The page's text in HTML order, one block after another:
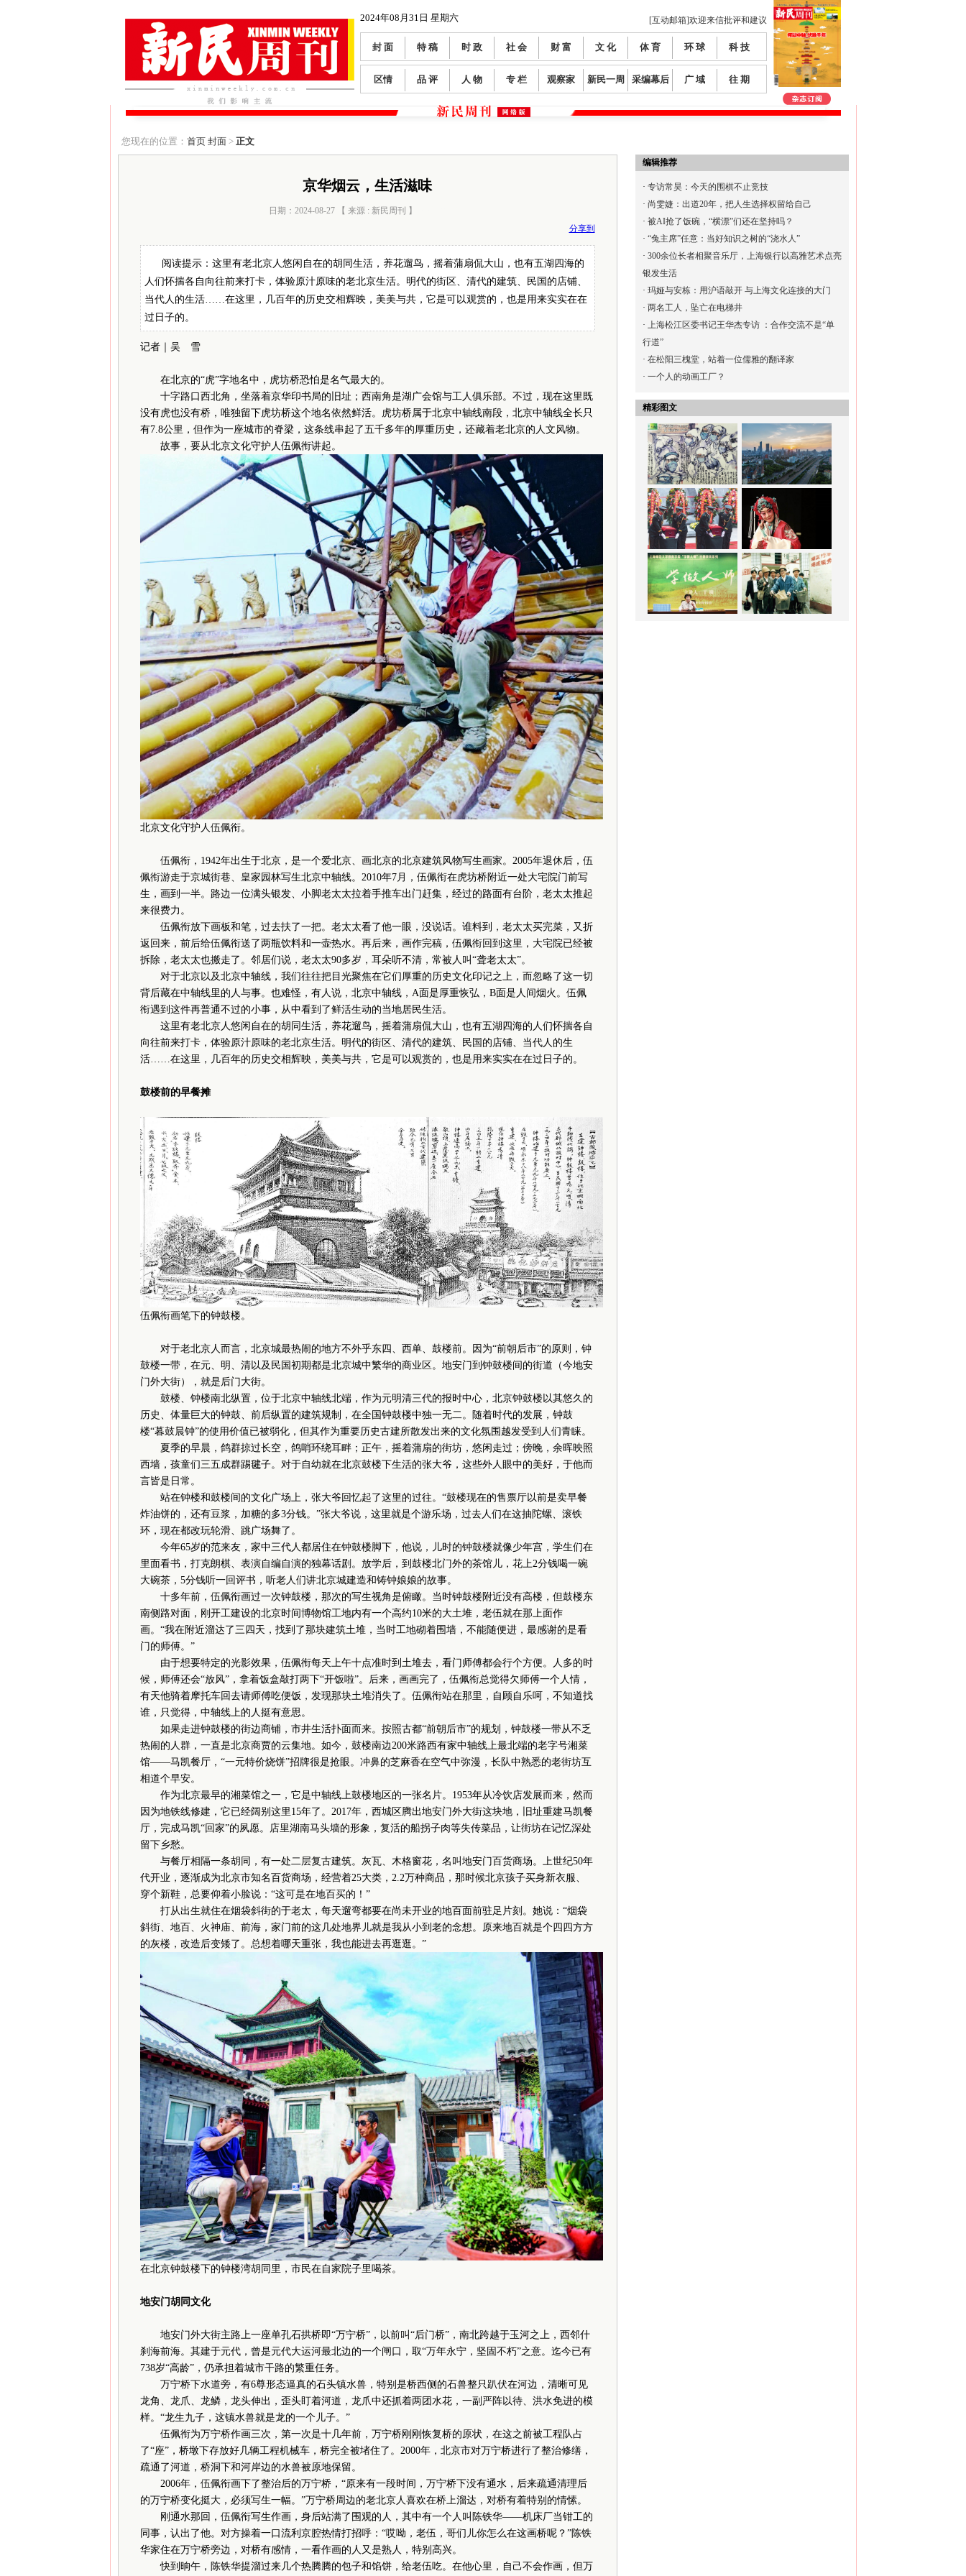
2024年08月31日 星期六 [互动邮箱]欢迎来信批评和建议
封 面 特 稿 时 政 社 会 财 富 文 化 体 育 环 球 科 技
区情 品 评 人 物 专 栏 观察家 新民一周 采编幕后 广 域 往 期
您现在的位置： 首页 封面> 正文
京华烟云，生活滋味
日期：2024-08-27 【 来源 : 新民周刊 】
分享到
阅读提示：这里有老北京人悠闲自在的胡同生活，养花遛鸟，摇着蒲扇侃大山，也有五湖四海的
人们怀揣各自向往前来打卡，体验原汁原味的老北京生活。明代的街区、清代的建筑、民国的店铺、
当代人的生活……在这里，几百年的历史交相辉映，美美与共，它是可以观赏的，也是用来实实在在
过日子的。
记者｜吴 雪
在北京的“虎”字地名中，虎坊桥恐怕是名气最大的。
十字路口西北角，坐落着京华印书局的旧址；西南角是湖广会馆与工人俱乐部。不过，现在这里既
没有虎也没有桥，唯独留下虎坊桥这个地名依然鲜活。虎坊桥属于北京中轴线南段，北京中轴线全长只
有7.8公里，但作为一座城市的脊梁，这条线串起了五千多年的厚重历史，还藏着老北京的人文风物。
故事，要从北京文化守护人伍佩衔讲起。
北京文化守护人伍佩衔。
伍佩衔，1942年出生于北京，是一个爱北京、画北京的北京建筑风物写生画家。2005年退休后，伍
佩衔游走于京城街巷、皇家园林写生北京中轴线。2010年7月，伍佩衔在虎坊桥附近一处大宅院门前写
生，画到一半。路边一位满头银发、小脚老太太拉着手推车出门赶集，经过的路面有台阶，老太太推起
来很费力。
伍佩衔放下画板和笔，过去扶了一把。老太太看了他一眼，没说话。谁料到，老太太买完菜，又折
返回来，前后给伍佩衔送了两瓶饮料和一壶热水。再后来，画作完稿，伍佩衔回到这里，大宅院已经被
拆除，老太太也搬走了。邻居们说，老太太90多岁，耳朵听不清，常被人叫“聋老太太”。
对于北京以及北京中轴线，我们往往把目光聚焦在它们厚重的历史文化印记之上，而忽略了这一切
背后藏在中轴线里的人与事。也难怪，有人说，北京中轴线，A面是厚重恢弘，B面是人间烟火。伍佩
衔遇到这件再普通不过的小事，从中看到了鲜活生动的当地居民生活。
这里有老北京人悠闲自在的胡同生活，养花遛鸟，摇着蒲扇侃大山，也有五湖四海的人们怀揣各自
向往前来打卡，体验原汁原味的老北京生活。明代的街区、清代的建筑、民国的店铺、当代人的生
活……在这里，几百年的历史交相辉映，美美与共，它是可以观赏的，也是用来实实在在过日子的。
鼓楼前的早餐摊
伍佩衔画笔下的钟鼓楼。
对于老北京人而言，北京城最热闹的地方不外乎东四、西单、鼓楼前。因为“前朝后市”的原则，钟
鼓楼一带，在元、明、清以及民国初期都是北京城中繁华的商业区。地安门到钟鼓楼间的街道（今地安
门外大街），就是后门大街。
鼓楼、钟楼南北纵置，位于北京中轴线北端，作为元明清三代的报时中心，北京钟鼓楼以其悠久的
历史、体量巨大的钟鼓、前后纵置的建筑规制，在全国钟鼓楼中独一无二。随着时代的发展，钟鼓
楼“暮鼓晨钟”的使用价值已被弱化，但其作为重要历史古建所散发出来的文化氛围越发受到人们青睐。
夏季的早晨，鸽群掠过长空，鸽哨环绕耳畔；正午，摇着蒲扇的街坊，悠闲走过；傍晚，余晖映照
西墙，孩童们三五成群踢毽子。对于自幼就在北京鼓楼下生活的张大爷，这些外人眼中的美好，于他而
言皆是日常。
站在钟楼和鼓楼间的文化广场上，张大爷回忆起了这里的过往。“鼓楼现在的售票厅以前是卖早餐
炸油饼的，还有豆浆，加糖的多3分钱。”张大爷说，这里就是个游乐场，过去人们在这抽陀螺、滚铁
环，现在都改玩轮滑、跳广场舞了。
今年65岁的范来友，家中三代人都居住在钟鼓楼脚下，他说，儿时的钟鼓楼就像少年宫，学生们在
里面看书，打克朗棋、表演自编自演的独幕话剧。放学后，到鼓楼北门外的茶馆儿，花上2分钱喝一碗
大碗茶，5分钱听一回评书，听老人们讲北京城建造和铸钟娘娘的故事。
十多年前，伍佩衔画过一次钟鼓楼，那次的写生视角是俯瞰。当时钟鼓楼附近没有高楼，但鼓楼东
南侧路对面，刚开工建设的北京时间博物馆工地内有一个高约10米的大土堆，老伍就在那上面作
画。“我在附近溜达了三四天，找到了那块建筑土堆，当时工地砌着围墙，不能随便进，最感谢的是看
门的师傅。”
由于想要特定的光影效果，伍佩衔每天上午十点准时到土堆去，看门师傅都会行个方便。人多的时
候，师傅还会“放风”，拿着饭盒敲打两下“开饭啦”。后来，画画完了，伍佩衔总觉得欠师傅一个人情，
有天他骑着摩托车回去请师傅吃便饭，发现那块土堆消失了。伍佩衔站在那里，自顾自乐呵，不知道找
谁，只觉得，中轴线上的人挺有意思。
如果走进钟鼓楼的街边商铺，市井生活扑面而来。按照古都“前朝后市”的规划，钟鼓楼一带从不乏
热闹的人群，一直是北京商贾的云集地。如今，鼓楼南边200米路西有家中轴线上最北端的老字号湘菜
馆——马凯餐厅，“一元特价烧饼”招牌很是抢眼。冲鼻的芝麻香在空气中弥漫，长队中熟悉的老街坊互
相道个早安。
作为北京最早的湘菜馆之一，它是中轴线上鼓楼地区的一张名片。1953年从冷饮店发展而来，然而
因为地铁线修建，它已经阔别这里15年了。2017年，西城区腾出地安门外大街这块地，旧址重建马凯餐
厅，完成马凯“回家”的夙愿。店里湖南马头墙的形象，复活的船拐子肉等失传菜品，让街坊在记忆深处
留下乡愁。
与餐厅相隔一条胡同，有一处二层复古建筑。灰瓦、木格窗花，名叫地安门百货商场。上世纪50年
代开业，逐渐成为北京市知名百货商场，经营着25大类，2.2万种商品，那时候北京孩子买身新衣服、
穿个新鞋，总要仰着小脸说：“这可是在地百买的！”
打从出生就住在烟袋斜街的于老太，每天遛弯都要在尚未开业的地百面前驻足片刻。她说：“烟袋
斜街、地百、火神庙、前海，家门前的这几处地界儿就是我从小到老的念想。原来地百就是个四四方方
的灰楼，改造后变矮了。总想着哪天重张，我也能进去再逛逛。”
在北京钟鼓楼下的钟楼湾胡同里，市民在自家院子里喝茶。
地安门胡同文化
地安门外大街主路上一座单孔石拱桥即“万宁桥”，以前叫“后门桥”，南北跨越于玉河之上，西邻什
刹海前海。其建于元代，曾是元代大运河最北边的一个闸口，取“万年永宁，坚固不朽”之意。迄今已有
738岁“高龄”，仍承担着城市干路的繁重任务。
万宁桥下水道旁，有6尊形态逼真的石头镇水兽，特别是桥西侧的石兽整只趴伏在河边，清晰可见
龙角、龙爪、龙鳞，龙头伸出，歪头盯着河道，龙爪中还抓着两团水花，一副严阵以待、洪水免进的模
样。“龙生九子，这镇水兽就是龙的一个儿子。”
伍佩衔为万宁桥作画三次，第一次是十几年前，万宁桥刚刚恢复桥的原状，在这之前被工程队占
了“座”，桥墩下存放好几辆工程机械车，桥完全被堵住了。2000年，北京市对万宁桥进行了整治修缮，
疏通了河道，桥洞下和河岸边的水兽被原地保留。
2006年，伍佩衔画下了整治后的万宁桥，“原来有一段时间，万宁桥下没有通水，后来疏通清理后
的万宁桥变化挺大，必须写生一幅。”万宁桥周边的老北京人喜欢在桥上溜达，对桥有着特别的情愫。
刚通水那回，伍佩衔写生作画，身后站满了围观的人，其中有一个人叫陈铁华——机床厂当钳工的
同事，认出了他。对方操着一口流利京腔热情打招呼：“哎呦，老伍，哥们儿你怎么在这画桥呢？”陈铁
华家住在万宁桥旁边，对桥有感情，一看作画的人又是熟人，特别高兴。
快到晌午，陈铁华提溜过来几个热腾腾的包子和馅饼，给老伍吃。在他心里，自己不会作画，但万
编辑推荐
· 专访常昊：今天的围棋不止竞技
· 尚雯婕：出道20年，把人生选择权留给自己
· 被AI抢了饭碗，“横漂”们还在坚持吗？
· “兔主席”任意：当好知识之树的“浇水人”
· 300余位长者相聚音乐厅，上海银行以高雅艺术点亮
银发生活
· 玛娅与安栋：用沪语敲开 与上海文化连接的大门
· 两名工人，坠亡在电梯井
· 上海松江区委书记王华杰专访 ：合作交流不是“单
行道”
· 在松阳三槐堂，站着一位儒雅的翻译家
· 一个人的动画工厂？
精彩图文